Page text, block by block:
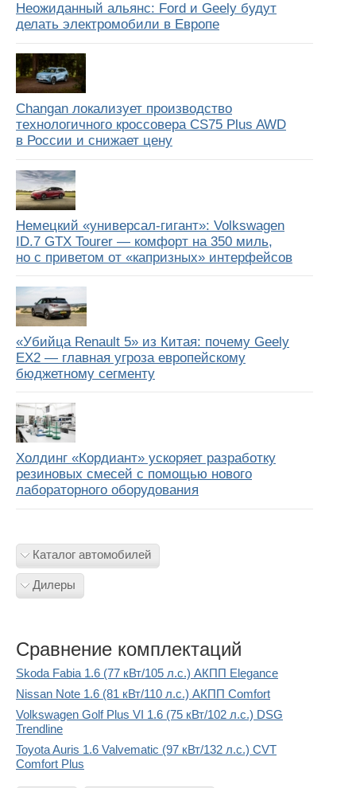
Неожиданный альянс: Ford и Geely будут
делать электромобили в Европе
Changan локализует производство
технологичного кроссовера CS75 Plus AWD
в России и снижает цену
Немецкий «универсал-гигант»: Volkswagen
ID.7 GTX Tourer — комфорт на 350 миль,
но с приветом от «капризных» интерфейсов
«Убийца Renault 5» из Китая: почему Geely
EX2 — главная угроза европейскому
бюджетному сегменту
Холдинг «Кордиант» ускоряет разработку
резиновых смесей с помощью нового
лабораторного оборудования
Каталог автомобилей
Дилеры
Сравнение комплектаций
Skoda Fabia 1.6 (77 кВт/105 л.с.) АКПП Elegance
Nissan Note 1.6 (81 кВт/110 л.с.) АКПП Comfort
Volkswagen Golf Plus VI 1.6 (75 кВт/102 л.с.) DSG
Trendline
Toyota Auris 1.6 Valvematic (97 кВт/132 л.с.) CVT
Comfort Plus